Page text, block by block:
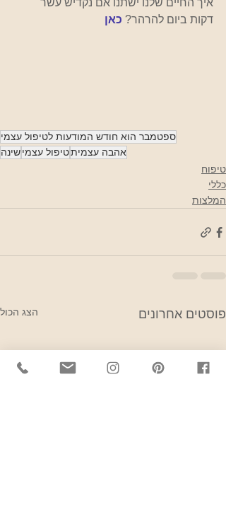
איך החיים שלנו ישתנו אם נקדיש עשר
דקות ביום להרהר? כאן
ספטמבר הוא חודש המודעות לטיפול עצמי
אהבה עצמיתטיפול עצמישינה
טיפוח
כללי
המלצות
פוסטים אחרונים הצג הכול